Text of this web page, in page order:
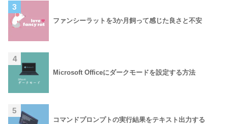
3
ファンシーラットを3か月飼って感じた良さと不安
4
Microsoft Officeにダークモードを設定する方法
5
コマンドプロンプトの実行結果をテキスト出力する